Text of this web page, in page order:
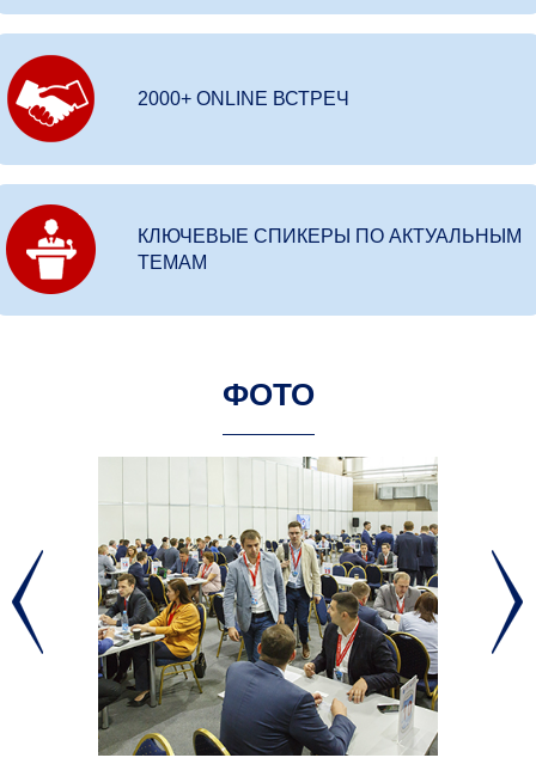
2000+ ONLINE ВСТРЕЧ
КЛЮЧЕВЫЕ СПИКЕРЫ ПО АКТУАЛЬНЫМ
ТЕМАМ
ФОТО